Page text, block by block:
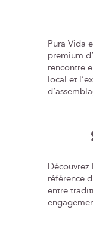
Pura Vida
premium
rencontre
local et
de
toute la
chêne
tropical,
en France,
une
croisée
Découvrez
référence
entre